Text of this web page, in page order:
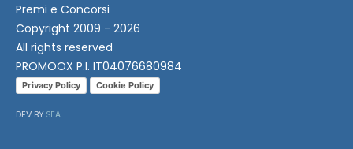
Premi e Concorsi
Copyright 2009 - 2026
All rights reserved
PROMOOX P.I. IT04076680984
Privacy Policy Cookie Policy
DEV BY SEA